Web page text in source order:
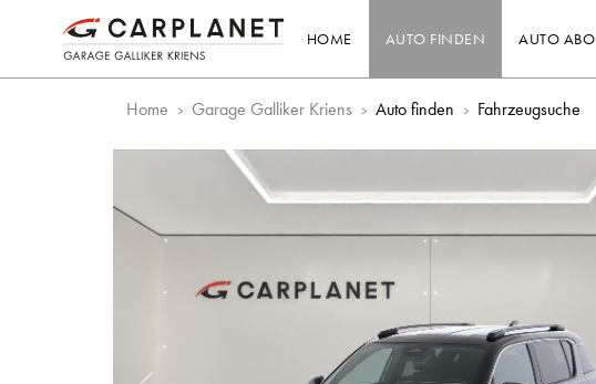
HOME AUTO FINDEN AUTO ABO
Home Garage Galliker Kriens Auto finden Fahrzeugsuche